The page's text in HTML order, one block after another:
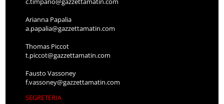
Arianna Papalia
a.papalia@gazzettamatin.com
Thomas Piccot
t.piccot@gazzettamatin.com
Fausto Vassoney
f.vassoney@gazzettamatin.com
SEGRETERIA